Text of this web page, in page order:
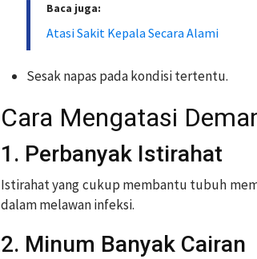
Baca juga:
Atasi Sakit Kepala Secara Alami
Sesak napas pada kondisi tertentu.
Cara Mengatasi
1. Perbanyak Istirahat
Istirahat yang cukup membantu tubuh
dalam melawan infeksi.
2. Minum Banyak Cairan